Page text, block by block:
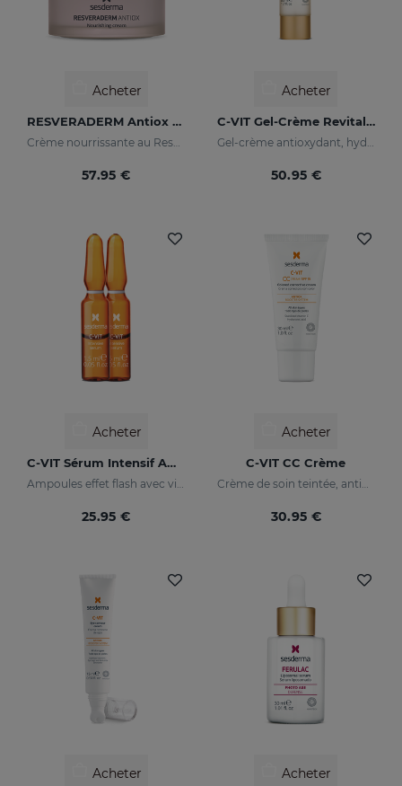
Acheter
RESVERADERM Antiox Crème Nourrissante
Crème nourrissante au Resvératrol
57.95 €
Acheter
C-VIT Gel-Crème Revitalisant
Gel-crème antioxydant, hydratane, anti-rides et illuminateur
50.95 €
Acheter
C-VIT Sérum Intensif Ampoules
Ampoules effet flash avec vitamine C
25.95 €
Acheter
C-VIT CC Crème
Crème de soin teintée, antioxydante, à la vitamine C et à l'acide hyaluronique
30.95 €
Acheter Acheter